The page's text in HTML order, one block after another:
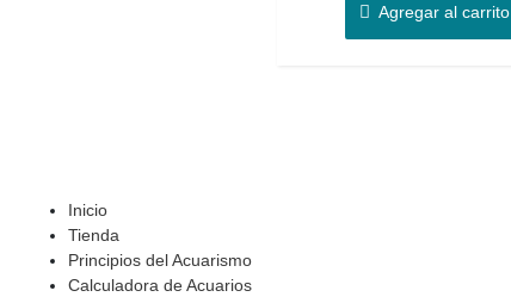
Agregar al carrito
Inicio
Tienda
Principios del Acuarismo
Calculadora de Acuarios